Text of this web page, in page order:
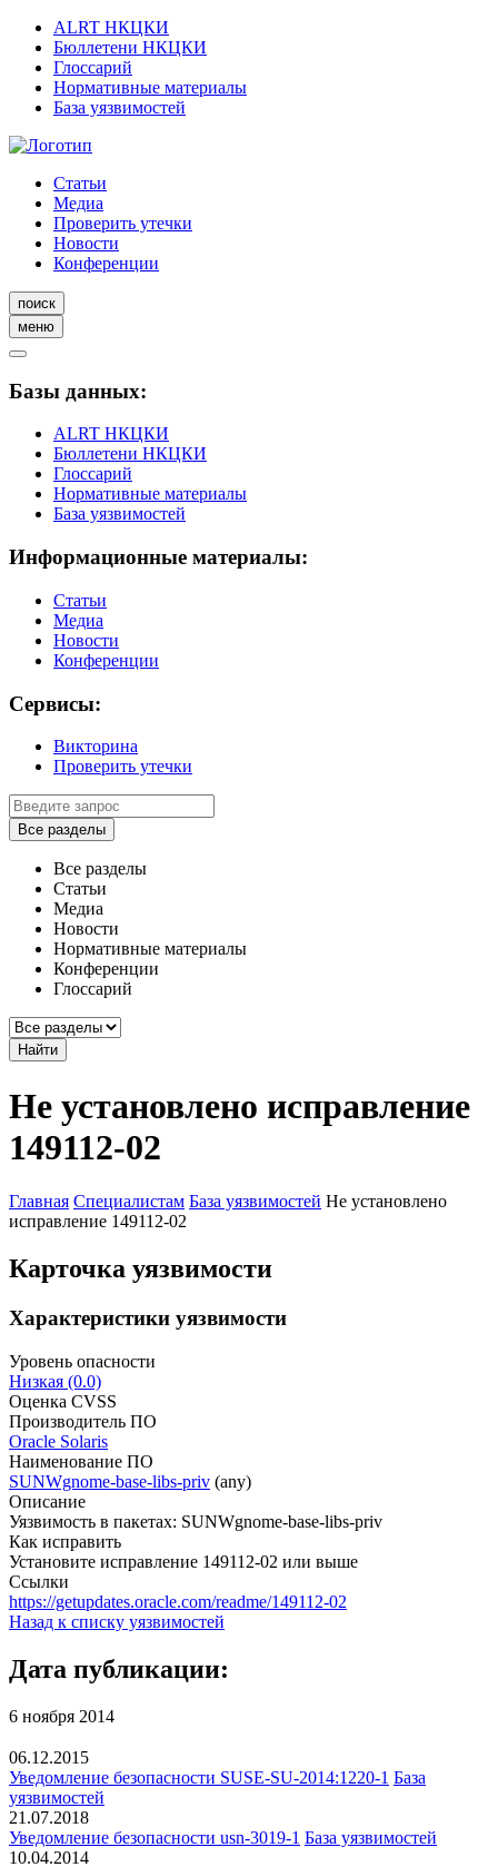
ALRT НКЦКИ
Бюллетени НКЦКИ
Глоссарий
Нормативные материалы
База уязвимостей
Статьи
Медиа
Проверить утечки
Новости
Конференции
поиск
меню
Базы данных:
ALRT НКЦКИ
Бюллетени НКЦКИ
Глоссарий
Нормативные материалы
База уязвимостей
Информационные материалы:
Статьи
Медиа
Новости
Конференции
Сервисы:
Викторина
Проверить утечки
Все разделы
Все разделы
Статьи
Медиа
Новости
Нормативные материалы
Конференции
Глоссарий
Найти
Не установлено исправление
149112-02
Главная Специалистам База уязвимостей Не установлено
исправление 149112-02
Карточка уязвимости
Характеристики уязвимости
Уровень опасности
Низкая (0.0)
Оценка CVSS
Производитель ПО
Oracle Solaris
Наименование ПО
SUNWgnome-base-libs-priv (any)
Описание
Уязвимость в пакетах: SUNWgnome-base-libs-priv
Как исправить
Установите исправление 149112-02 или выше
Ссылки
https://getupdates.oracle.com/readme/149112-02
Назад к списку уязвимостей
Дата публикации:
6 ноября 2014
06.12.2015
Уведомление безопасности SUSE-SU-2014:1220-1 База
уязвимостей
21.07.2018
Уведомление безопасности usn-3019-1 База уязвимостей
10.04.2014